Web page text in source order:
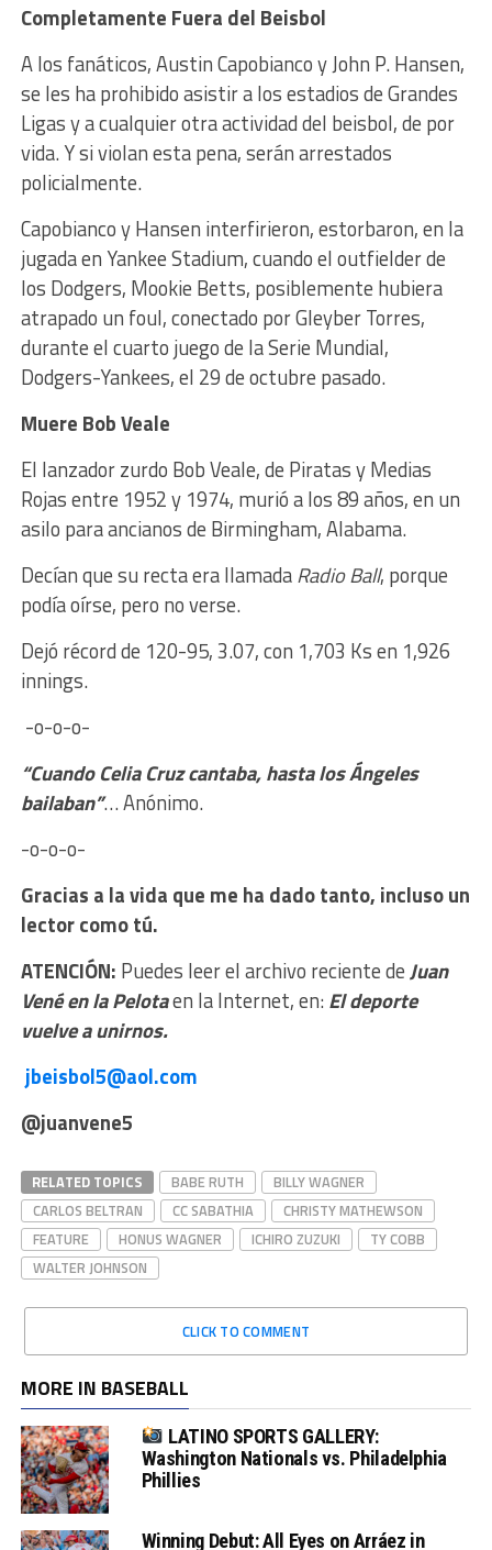
Completamente Fuera del Beisbol
A los fanáticos, Austin Capobianco y John P. Hansen,
se les ha prohibido asistir a los estadios de Grandes
Ligas y a cualquier otra actividad del beisbol, de por
vida. Y si violan esta pena, serán arrestados
policialmente.
Capobianco y Hansen interfirieron, estorbaron, en la
jugada en Yankee Stadium, cuando el outfielder de
los Dodgers, Mookie Betts, posiblemente hubiera
atrapado un foul, conectado por Gleyber Torres,
durante el cuarto juego de la Serie Mundial,
Dodgers-Yankees, el 29 de octubre pasado.
Muere Bob Veale
El lanzador zurdo Bob Veale, de Piratas y Medias
Rojas entre 1952 y 1974, murió a los 89 años, en un
asilo para ancianos de Birmingham, Alabama.
Decían que su recta era llamadaRadio Ball, porque
podía oírse, pero no verse.
Dejó récord de 120-95, 3.07, con 1,703 Ks en 1,926
innings.
-o-o-o-
“Cuando Celia Cruz cantaba, hasta los Ángeles
bailaban”… Anónimo.
-o-o-o-
Gracias a la vida que me ha dado tanto, incluso un
lector como tú.
ATENCIÓN: Puedes leer el archivo reciente deJuan
Vené en la Pelotaen la Internet, en:El deporte
vuelve a unirnos.
jbeisbol5@aol.com
@juanvene5
RELATED TOPICS BABE RUTH
BILLY WAGNER
CARLOS BELTRAN
CC SABATHIA
CHRISTY MATHEWSON
FEATURE
HONUS WAGNER ICHIRO ZUZUKI
TY COBB
WALTER JOHNSON
CLICK TO COMMENT
MORE IN BASEBALL
LATINO SPORTS GALLERY:
Washington Nationals vs. Philadelphia
Phillies
Winning Debut: All Eyes on Arráez in